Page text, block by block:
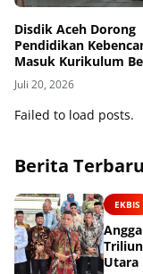
Disdik Aceh Dorong
Pendidikan
Masuk Kurikulum
Kearifan Lokal
Juli 20, 2026
Failed to load posts.
Berita Terbaru
EKBIS
Utara